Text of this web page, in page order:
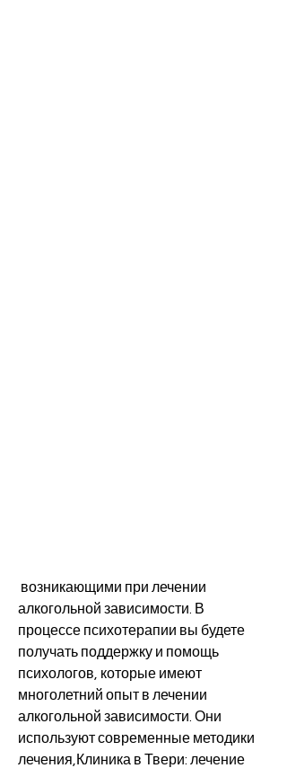
алкогольной зависимости. В
процессе психотерапии вы будете
получать поддержку и помощь
психологов, которые имеют
многолетний опыт в лечении
алкогольной зависимости. Они
используют современные методики
лечения,Клиника в Твери: лечение